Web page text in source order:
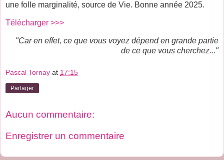
une folle marginalité, source de Vie. Bonne année 2025.
Télécharger >>>
"Car en effet, ce que vous voyez dépend en grande partie
de ce que vous cherchez..."
Pascal Tornay at 17:15
Partager
Aucun commentaire:
Enregistrer un commentaire